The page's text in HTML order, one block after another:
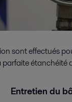
sont effectués
parfaite étanchéité
Entretien du